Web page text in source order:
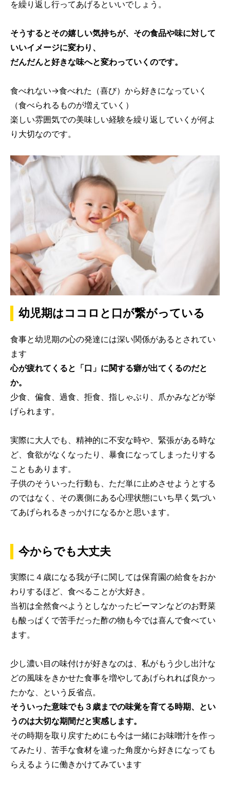
を繰り返し行ってあげるといいでしょう。
そうするとその嬉しい気持ちが、その食品や味に対して
いいイメージに変わり、
だんだんと好きな味へと変わっていくのです。
食べれない→食べれた（喜び）から好きになっていく
（食べられるものが増えていく）
楽しい雰囲気での美味しい経験を繰り返していくが何よ
り大切なのです。
幼児期はココロと口が繋がっている
食事と幼児期の心の発達には深い関係があるとされてい
ます
心が疲れてくると「口」に関する癖が出てくるのだと
か。
少食、偏食、過食、拒食、指しゃぶり、爪かみなどが挙
げられます。
実際に大人でも、精神的に不安な時や、緊張がある時な
ど、食欲がなくなったり、暴食になってしまったりする
こともあります。
子供のそういった行動も、ただ単に止めさせようとする
のではなく、その裏側にある心理状態にいち早く気づい
てあげられるきっかけになるかと思います。
今からでも大丈夫
実際に４歳になる我が子に関しては保育園の給食をおか
わりするほど、食べることが大好き。
当初は全然食べようとしなかったピーマンなどのお野菜
も酸っぱくで苦手だった酢の物も今では喜んで食べてい
ます。
少し濃い目の味付けが好きなのは、私がもう少し出汁な
どの風味をきかせた食事を増やしてあげられれば良かっ
たかな、という反省点。
そういった意味でも３歳までの味覚を育てる時期、とい
うのは大切な期間だと実感します。
その時期を取り戻すためにも今は一緒にお味噌汁を作っ
てみたり、苦手な食材を違った角度から好きになっても
らえるように働きかけてみています